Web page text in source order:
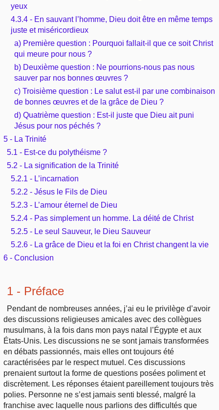
yeux
4.3.4 - En sauvant l’homme, Dieu doit être en même temps
juste et miséricordieux
a) Première question : Pourquoi fallait-il que ce soit Christ
qui meure pour nous ?
b) Deuxième question : Ne pourrions-nous pas nous
sauver par nos bonnes œuvres ?
c) Troisième question : Le salut est-il par une combinaison
de bonnes œuvres et de la grâce de Dieu ?
d) Quatrième question : Est-il juste que Dieu ait puni
Jésus pour nos péchés ?
5 - La Trinité
5.1 - Est-ce du polythéisme ?
5.2 - La signification de la Trinité
5.2.1 - L’incarnation
5.2.2 - Jésus le Fils de Dieu
5.2.3 - L’amour éternel de Dieu
5.2.4 - Pas simplement un homme. La déité de Christ
5.2.5 - Le seul Sauveur, le Dieu Sauveur
5.2.6 - La grâce de Dieu et la foi en Christ changent la vie
6 - Conclusion
1 - Préface
Pendant de nombreuses années, j’ai eu le privilège d’avoir
des discussions religieuses amicales avec des collègues
musulmans, à la fois dans mon pays natal l’Égypte et aux
États-Unis. Les discussions ne se sont jamais transformées
en débats passionnés, mais elles ont toujours été
caractérisées par le respect mutuel. Ces discussions
prenaient surtout la forme de questions posées poliment et
discrètement. Les réponses étaient pareillement toujours très
polies. Personne ne s’est jamais senti blessé, malgré la
franchise avec laquelle nous parlions des difficultés que